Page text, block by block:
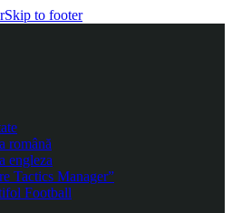
Skip to footer
română
engleza
Tactics Manager”
Football